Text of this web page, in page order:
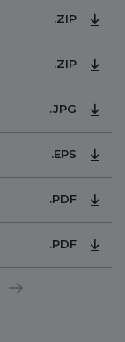
.ZIP
.ZIP
.JPG
.EPS
.PDF
.PDF